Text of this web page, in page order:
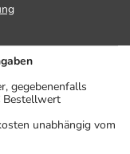
gegebenenfalls
Bestellwert
unabhängig vom